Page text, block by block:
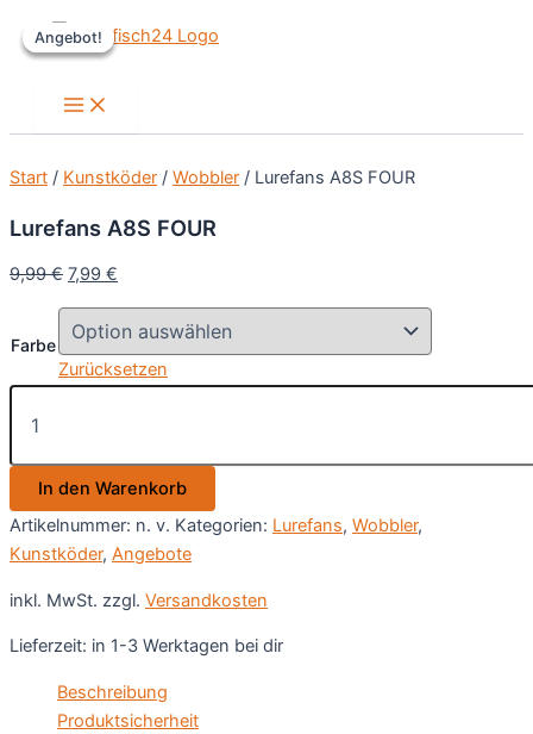
Inhalt
Main
Menu
Angebot!
Start / Kunstköder / Wobbler / Lurefans A8S FOUR
Lurefans A8S FOUR
9,99€ Ursprünglicher
war:
9,99 €
7,99 €
ist:
7,99 €.
Farbe
Zurücksetzen
Lurefans
A8S
Menge
In den Warenkorb
Artikelnummer: n. v. Kategorien: Lurefans, Wobbler,
Kunstköder, Angebote
inkl. MwSt. zzgl. Versandkosten
Lieferzeit: in 1-3 Werktagen bei dir
Beschreibung
Produktsicherheit
Angebot!
Angebot!